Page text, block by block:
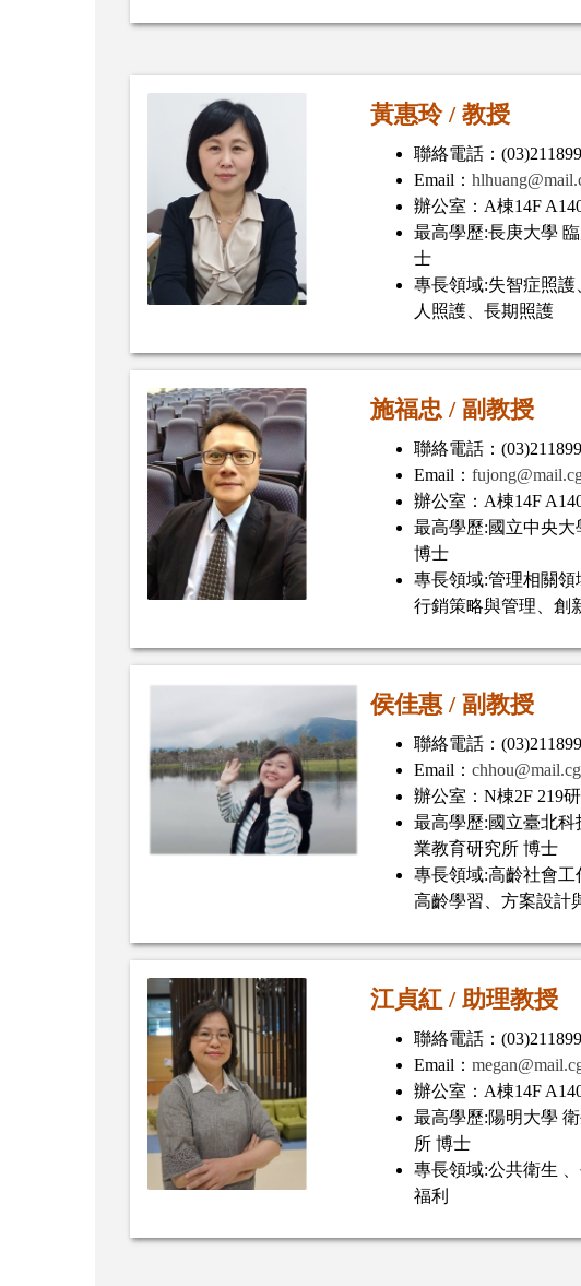
黃惠玲/教授
聯絡電話：
Email：
辦公室：A棟14F
最高學歷:長庚大學
士
專長領域:失智症照
人照護、長期照護
施福忠 /副教授
聯絡電話：
Email：
辦公室：A棟14F
最高學歷:國立中央大
博士
專長領域:管理相關領
行銷策略與管理、創
侯佳惠 / 副教授
聯絡電話：
Email：
辦公室：N棟2F 219
最高學歷:國立臺北
業教育研究所 博士
專長領域:高齡社會工
高齡學習、方案設計
江貞紅 / 助理教授
聯絡電話：
Email：
辦公室：A棟14F
最高學歷:陽明大學
所 博士
專長領域:公共衛生
福利